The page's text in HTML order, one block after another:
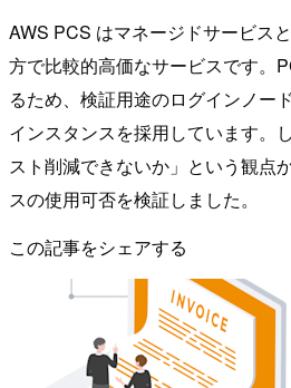
AWS PCS はマネージドサービス
方で比較的高価なサービスです。
るため、検証用途のログインノー
インスタンスを採用しています。
スト削減できないか」という観点
スの使用可否を検証しました。
この記事をシェアする